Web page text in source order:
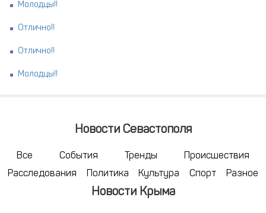
Молодцы!!
Отлично!!
Отлично!!
Молодцы!!
Новости Севастополя
Все События Тренды
Происшествия
Расследования
Политика Культура Спорт Разное
Новости Крыма